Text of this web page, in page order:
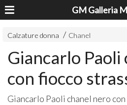
GM Galleria
Calzature donna Chanel
Giancarlo Paoli
con fiocco
​Giancarlo Paoli chanel nero